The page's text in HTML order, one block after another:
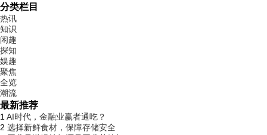
分类栏目
热讯
知识
闲趣
探知
娱趣
聚焦
全览
潮流
最新推荐
1 AI时代，金融业赢者通吃？
2 选择新鲜食材，保障存储安全